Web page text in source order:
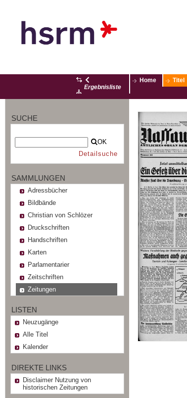
Ergebnisliste
Home Titel
SUCHE
OK
Detailsuche
SAMMLUNGEN
Adressbücher
Bildbände
Christian von Schlözer
Druckschriften
Handschriften
Karten
Parlamentarier
Zeitschriften
Zeitungen
LISTEN
Neuzugänge
Alle Titel
Kalender
DIREKTE LINKS
Disclaimer Nutzung von
historischen Zeitungen